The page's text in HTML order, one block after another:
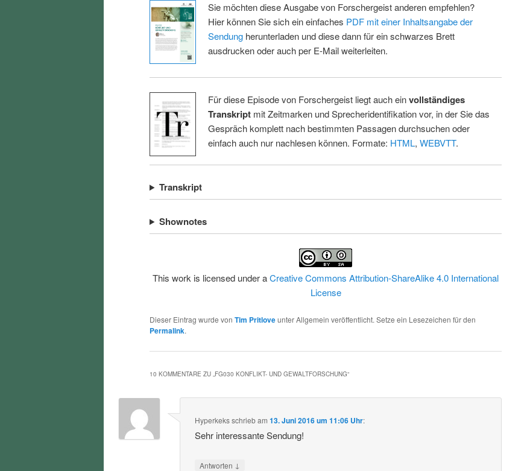
Sie möchten diese Ausgabe von Forschergeist anderen empfehlen?
Hier können Sie sich ein einfaches PDF mit einer Inhaltsangabe der
Sendungherunterladen und diese dann für ein schwarzes Brett
ausdrucken oder auch per E-Mail weiterleiten.
Für diese Episode von Forschergeist liegt auch einvollständiges
Transkriptmit Zeitmarken und Sprecheridentifikation vor, in der Sie das
Gespräch komplett nach bestimmten Passagen durchsuchen oder
einfach auch nur nachlesen können. Formate: HTML, WEBVTT.
Transkript
Shownotes
This work is licensed under aCreative Commons Attribution-ShareAlike 4.0 International
License
Dieser Eintrag wurde von Tim Pritloveunter Allgemein veröffentlicht. Setze ein Lesezeichen für den
Permalink.
10 KOMMENTARE ZU „FG030 KONFLIKT- UND GEWALTFORSCHUNG“
Hyperkeksschriebam13. Juni 2016 um 11:06 Uhr:
Sehr interessante Sendung!
Antworten ↓